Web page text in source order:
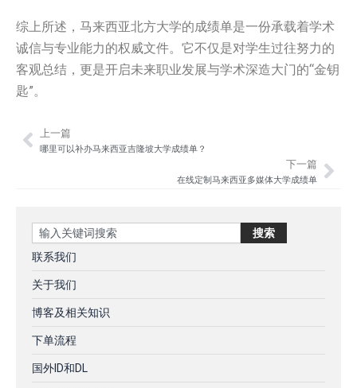
综上所述，马来西亚北方大学的成绩单是一份承载着学术
诚信与专业能力的权威文件。它不仅是对学生过往努力的
客观总结，更是开启未来职业发展与学术深造大门的“金钥
匙”。
Prev
上一篇
哪里可以补办马来西亚吉隆坡大学成绩单？
下一篇
在线定制马来西亚多媒体大学成绩单
Search 搜索
联系我们
关于我们
博客及相关知识
下单流程
国外ID和DL